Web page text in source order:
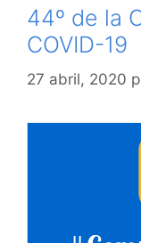
44º de la
COVID-19
27 abril, 2020